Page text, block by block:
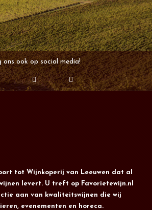
ons ook op social media!
tot Wijnkoperij van Leeuwen dat al
levert. U treft op Favorietewijn.nl
aan van kwaliteitswijnen die wij
evenementen en horeca.